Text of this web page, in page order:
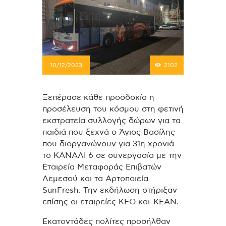
10/12/2023 2102
Ξεπέρασε κάθε προσδοκία η
προσέλευση του κόσμου στη φετινή
εκστρατεία συλλογής δώρων για τα
παιδιά που ξεχνά ο Άγιος Βασίλης
που διοργανώνουν για 31η χρονιά
το ΚΑΝΑΛΙ 6 σε συνεργασία με την
Εταιρεία Μεταφοράς Επιβατών
Λεμεσού και τα Αρτοποιεία
SunFresh. Την εκδήλωση στήριξαν
επίσης οι εταιρείες ΚΕΟ και ΚΕΑΝ.
Εκατοντάδες πολίτες προσήλθαν